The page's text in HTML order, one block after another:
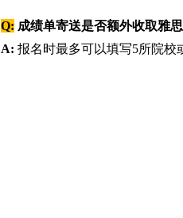
Q: 成绩单寄送是否额外收取雅
A: 报名时最多可以填写5所院校